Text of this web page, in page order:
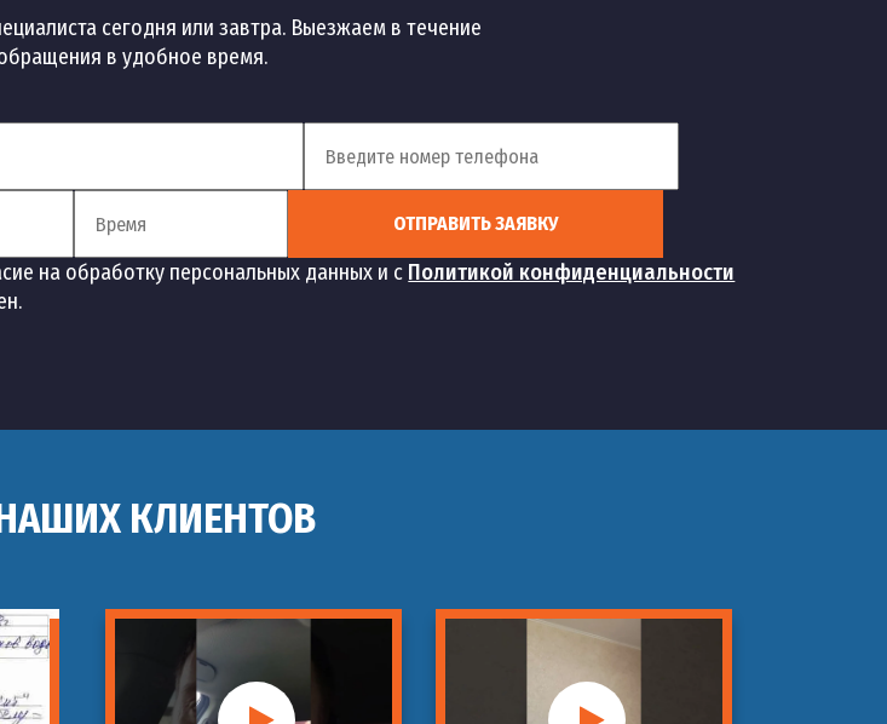
сегодня или завтра. Выезжаем в течение
в удобное время.
ОТПРАВИТЬ ЗАЯВКУ
на обработку персональных данных и с Политикой конфиденциальности
КЛИЕНТОВ